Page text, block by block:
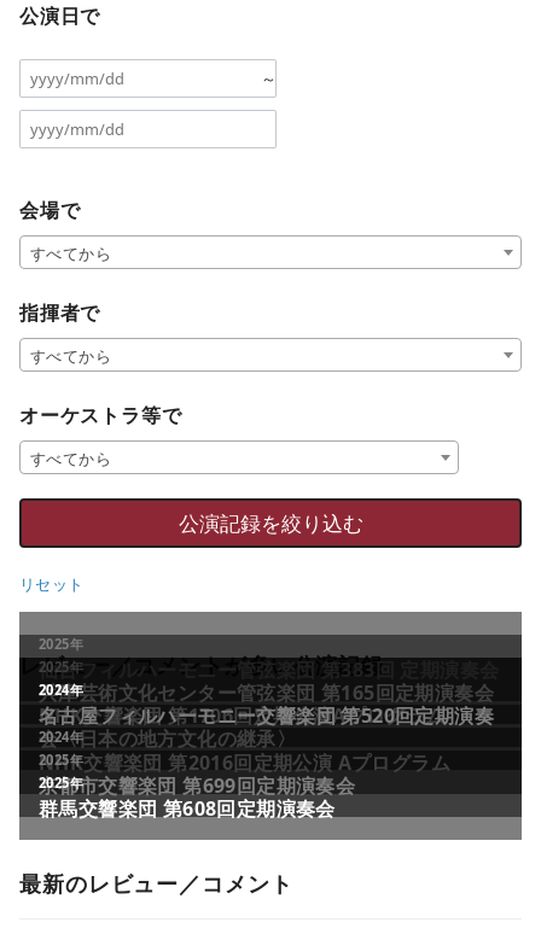
公演日で
～
会場で
すべてから
指揮者で
すべてから
オーケストラ等で
すべてから
リセット
レビュー／コメントが多い公演記録
最新のレビュー／コメント